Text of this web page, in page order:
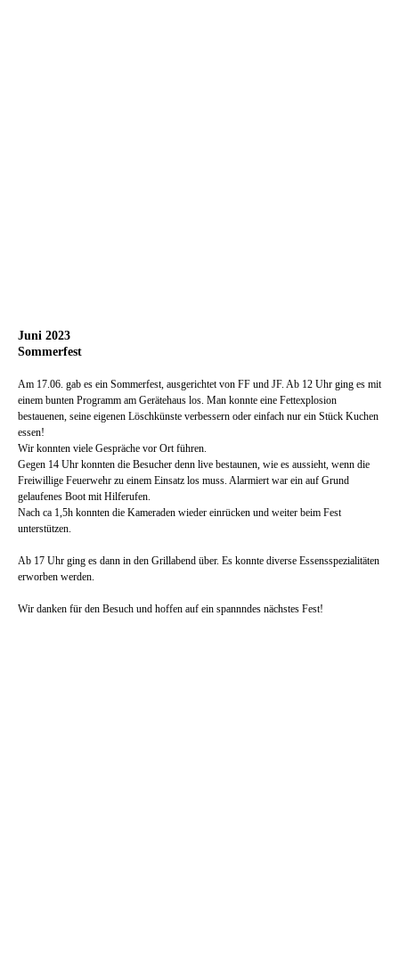
Juni 2023
Sommerfest
Am 17.06. gab es ein Sommerfest, ausgerichtet von FF und JF. Ab 12 Uhr ging es mit
einem bunten Programm am Gerätehaus los. Man konnte eine Fettexplosion
bestauenen, seine eigenen Löschkünste verbessern oder einfach nur ein Stück Kuchen
essen!
Wir konnten viele Gespräche vor Ort führen.
Gegen 14 Uhr konnten die Besucher denn live bestaunen, wie es aussieht, wenn die
Freiwillige Feuerwehr zu einem Einsatz los muss. Alarmiert war ein auf Grund
gelaufenes Boot mit Hilferufen.
Nach ca 1,5h konnten die Kameraden wieder einrücken und weiter beim Fest
unterstützen.
Ab 17 Uhr ging es dann in den Grillabend über. Es konnte diverse Essensspezialitäten
erworben werden.
Wir danken für den Besuch und hoffen auf ein spannndes nächstes Fest!